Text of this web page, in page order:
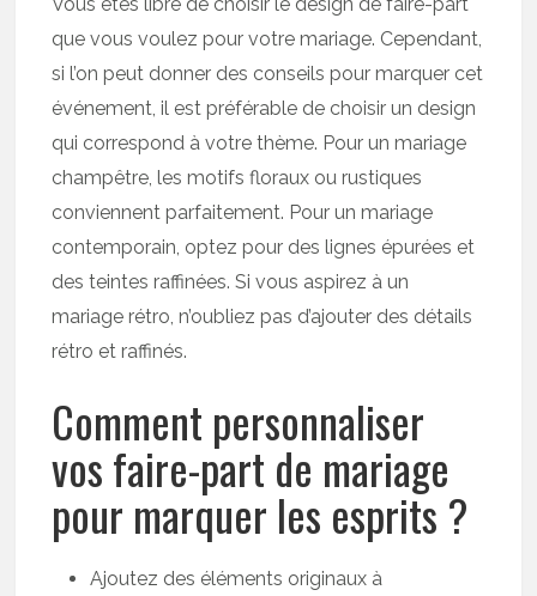
que vous voulez pour votre mariage. Cependant,
si l’on peut donner des conseils pour marquer cet
événement, il est préférable de choisir un design
qui correspond à votre thème. Pour un mariage
champêtre, les motifs floraux ou rustiques
conviennent parfaitement. Pour un mariage
contemporain, optez pour des lignes épurées et
des teintes raffinées. Si vous aspirez à un
mariage rétro, n’oubliez pas d’ajouter des détails
rétro et raffinés.
Comment personnaliser
vos faire-part de mariage
pour marquer les esprits ?
Ajoutez des éléments originaux à